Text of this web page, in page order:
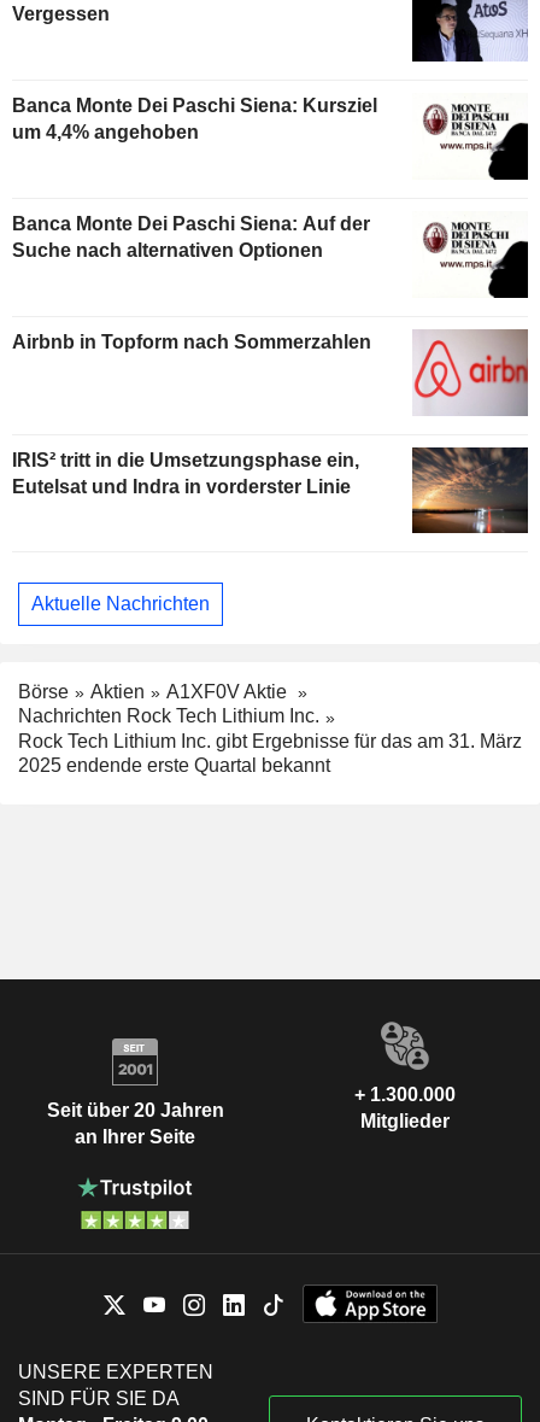
Vergessen
Banca Monte Dei Paschi Siena: Kursziel
um 4,4% angehoben
Banca Monte Dei Paschi Siena: Auf der
Suche nach alternativen Optionen
Airbnb in Topform nach Sommerzahlen
IRIS² tritt in die Umsetzungsphase ein,
Eutelsat und Indra in vorderster Linie
Aktuelle Nachrichten
Börse Aktien
A1XF0V Aktie
Nachrichten Rock Tech Lithium Inc.
Rock Tech Lithium Inc. gibt Ergebnisse für das am 31. März
2025 endende erste Quartal bekannt
Seit über 20 Jahren
an Ihrer Seite
+ 1.300.000
Mitglieder
UNSERE EXPERTEN
SIND FÜR SIE DA